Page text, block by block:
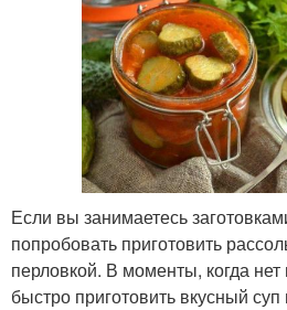
Если вы занимаетесь
попробовать приготовить
перловкой. В моменты, когда
быстро приготовить вкусный